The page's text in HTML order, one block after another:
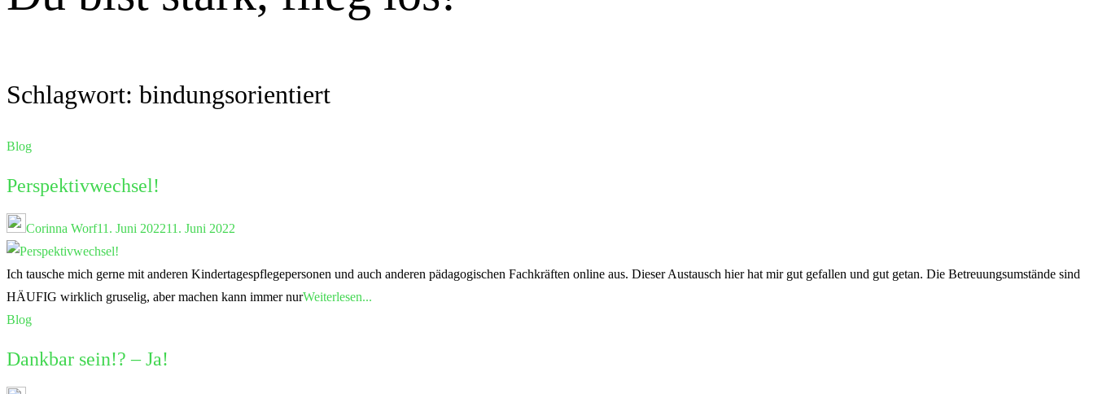
Schlagwort: bindungsorientiert
Blog
Perspektivwechsel!
Corinna Worf11. Juni 202211. Juni 2022
Ich tausche mich gerne mit anderen Kindertagespflegepersonen und auch anderen pädagogischen Fachkräften online aus. Dieser Austausch hier hat mir gut gefallen und gut getan. Die Betreuungsumstände sind
HÄUFIG wirklich gruselig, aber machen kann immer nurWeiterlesen...
Blog
Dankbar sein!? – Ja!